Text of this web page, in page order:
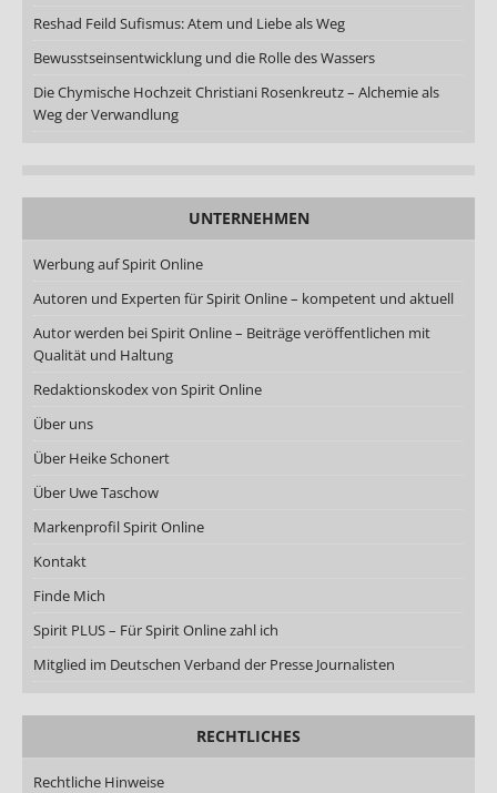
Reshad Feild Sufismus: Atem und Liebe als Weg
Bewusstseinsentwicklung und die Rolle des Wassers
Die Chymische Hochzeit Christiani Rosenkreutz – Alchemie als
Weg der Verwandlung
UNTERNEHMEN
Werbung auf Spirit Online
Autoren und Experten für Spirit Online – kompetent und aktuell
Autor werden bei Spirit Online – Beiträge veröffentlichen mit
Qualität und Haltung
Redaktionskodex von Spirit Online
Über uns
Über Heike Schonert
Über Uwe Taschow
Markenprofil Spirit Online
Kontakt
Finde Mich
Spirit PLUS – Für Spirit Online zahl ich
Mitglied im Deutschen Verband der Presse Journalisten
RECHTLICHES
Rechtliche Hinweise